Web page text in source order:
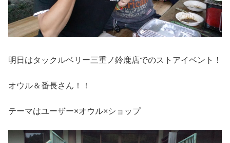
明日はタックルベリー三重ノ鈴鹿店でのストアイベント！
オウル＆番長さん！！
テーマはユーザー×オウル×ショップ